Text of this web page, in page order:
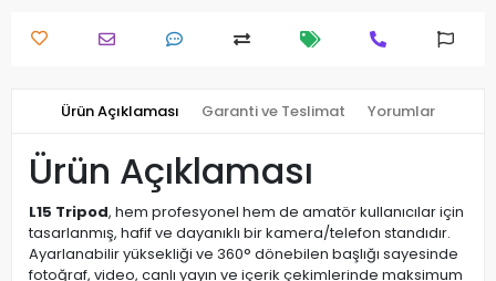
Ürün Açıklaması Garanti ve Teslimat Yorumlar
Ürün Açıklaması
L15 Tripod, hem profesyonel hem de amatör kullanıcılar için
tasarlanmış, hafif ve dayanıklı bir kamera/telefon standıdır.
Ayarlanabilir yüksekliği ve 360° dönebilen başlığı sayesinde
fotoğraf, video, canlı yayın ve içerik çekimlerinde maksimum